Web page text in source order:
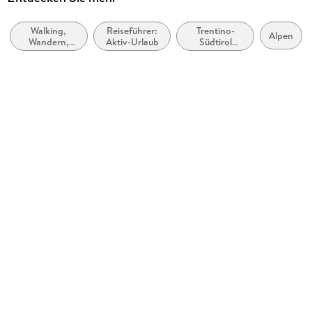
Verlag/Hersteller
Bergverlag Rother
Walking,
Wandern,
Trekking
Reiseführer:
Aktiv-Urlaub
Trentino-
Südtirol
(Trentino Alto
Alpen